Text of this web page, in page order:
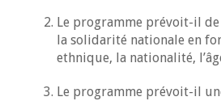
Le programme prévoit-il de
la solidarité nationale en
ethnique, la nationalité,
Le programme prévoit-il